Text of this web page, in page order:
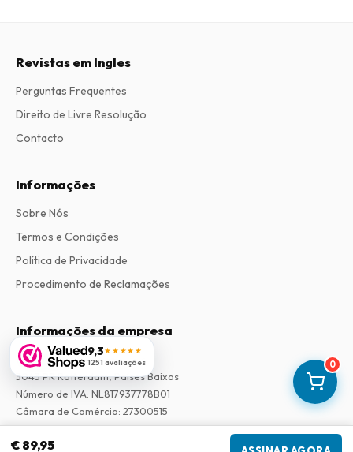
0
€ 89,95
9,3★★★★★
1251 avaliações
Revistas em Ingles
Perguntas Frequentes
Direito de Livre Resolução
Contacto
Informações
Sobre Nós
Termos e Condições
Política de Privacidade
Procedimento de Reclamações
Informações da empresa
Empresa:Maja Magazines
3043 PR Rotterdam, Países Baixos
Número de IVA: NL817937778B01
Câmara de Comércio: 27300515